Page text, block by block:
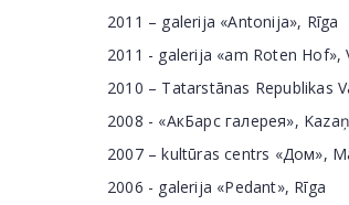
2011 – galerija «Antonija», Rīga
2011 - galerija «am Roten Hof»,
2010 – Tatarstānas Republikas
2008 - «АкБарс галерея»,
2007 – kultūras centrs «Дом»,
2006 - galerija «Pedant», Rīga